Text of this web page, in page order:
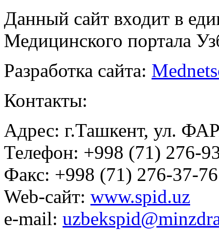
Данный сайт входит в
Медицинского портала
Разработка сайта:
Контакты:
Адрес: г.Ташкент, ул.
Телефон: +998 (71) 276-
Факс: +998 (71) 276-37-76
Web-сайт: www.spid.uz
e-mail: